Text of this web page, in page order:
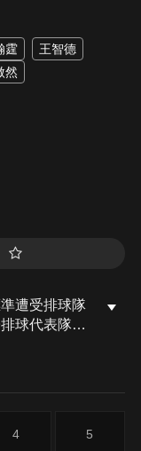
霆
王智德
然
遭受排球隊
球代表隊成
，與球隊在
4 5